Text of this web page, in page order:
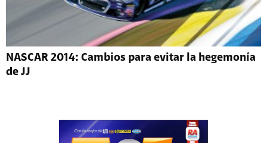
NASCAR 2014: Cambios para evitar la hegemonía
de JJ